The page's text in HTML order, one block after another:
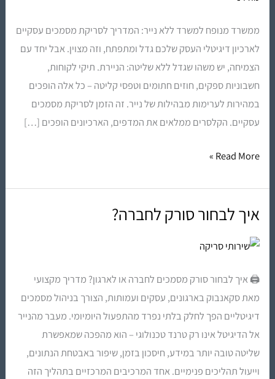
ממשרד מנופח למשרד ללא נייר: המדריך לסריקת מסמכים עסקיים
לארכיון דיגיטלי העסק שלכם גדל ומתפתח, וזה מצוין. אבל יחד עם
הצמיחה, יש משהו שגדל ללא שליטה: הניירת. תיקי לקוחות,
חשבוניות ספקים, חוזים חתומים וטפסי קליטה – כל אלה הופכים
במהירות לערימות מבהילות של נייר. זה הזמן לסריקת מסמכים
עסקיים. הקלסרים ממלאים את המדפים, הארכיונים הופכים […]
מקצועית
יוצרת
ארכיון
דיגיטלי
Read More »
איך לבחור סורק לחברה?
🖨️ איך לבחור סורק מסמכים לחברה או לארגון? מדריך מקצועי
מאת סקאנבוק בארגונים, עסקים ועמותות, הצורך בניהול מסמכים
דיגיטליים הפך לחלק בלתי נפרד מהתפעול היומיומי. מעבר מהנייר
אל הדיגיטל אינו רק טרנד טכנולוגי – הוא מהפכה שמאפשרת
שליטה טובה יותר במידע, חיסכון בזמן, שיפור באבטחת הנתונים,
וייעול תהליכים פנימיים. אחד המרכיבים המרכזיים בתהליך הזה
איך
סורק